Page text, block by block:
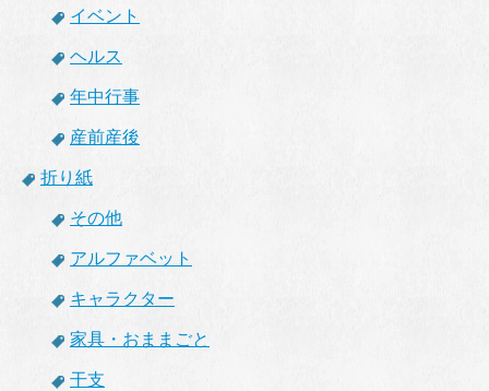
イベント
ヘルス
年中行事
産前産後
折り紙
その他
アルファベット
キャラクター
家具・おままごと
干支